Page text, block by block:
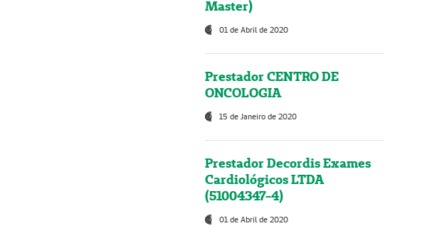
Master)
01 de Abril de 2020
Prestador CENTRO DE
ONCOLOGIA
15 de Janeiro de 2020
Prestador Decordis Exames
Cardiológicos LTDA
(51004347-4)
01 de Abril de 2020